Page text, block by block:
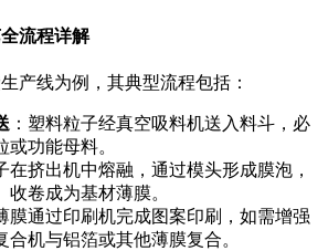
流程详解
产线为例，其典型流程包括：
：塑料粒子经真空吸料机送入料斗，必
功能母料。
在挤出机中熔融，通过模头形成膜泡，
收卷成为基材薄膜。
膜通过印刷机完成图案印刷，如需增强
合机与铝箔或其他薄膜复合。